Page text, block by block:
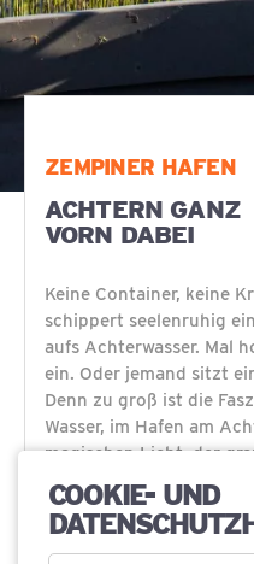
ZEMPINER HAFEN
ACHTERN GANZ
VORN DABEI
Keine Container, keine
schippert seelenruhig
aufs Achterwasser. Mal
ein. Oder jemand sitzt
Denn zu groß ist die
Wasser, im Hafen am
magischen Licht, der
sanften Wellenrauschen
Einst gab es in Zempin
Die kleinen
COOKIE- UND